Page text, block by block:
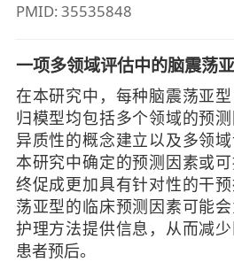
PMID: 35535848
一项多领域评估中的脑震荡
在本研究中，每种脑震荡亚
归模型均包括多个领域的预
异质性的概念建立以及多领域
本研究中确定的预测因素或
终促成更加具有针对性的干
荡亚型的临床预测因素可能
护理方法提供信息，从而减
患者预后。